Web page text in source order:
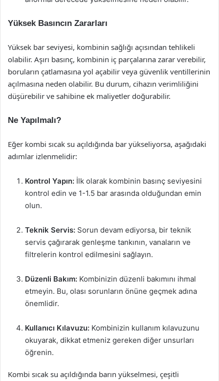
Yüksek Basıncın Zararları
Yüksek bar seviyesi, kombinin sağlığı açısından tehlikeli
olabilir. Aşırı basınç, kombinin iç parçalarına zarar verebilir,
boruların çatlamasına yol açabilir veya güvenlik ventillerinin
açılmasına neden olabilir. Bu durum, cihazın verimliliğini
düşürebilir ve sahibine ek maliyetler doğurabilir.
Ne Yapılmalı?
Eğer kombi sıcak su açıldığında bar yükseliyorsa, aşağıdaki
adımlar izlenmelidir:
Kontrol Yapın: İlk olarak kombinin basınç seviyesini
kontrol edin ve 1-1.5 bar arasında olduğundan emin
olun.
Teknik Servis: Sorun devam ediyorsa, bir teknik
servis çağırarak genleşme tankının, vanaların ve
filtrelerin kontrol edilmesini sağlayın.
Düzenli Bakım: Kombinizin düzenli bakımını ihmal
etmeyin. Bu, olası sorunların önüne geçmek adına
önemlidir.
Kullanıcı Kılavuzu: Kombinizin kullanım kılavuzunu
okuyarak, dikkat etmeniz gereken diğer unsurları
öğrenin.
Kombi sıcak su açıldığında barın yükselmesi, çeşitli